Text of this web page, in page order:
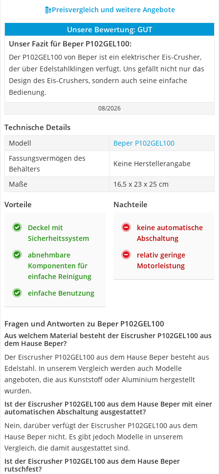
Preisvergleich und weitere Angebote
Unsere Bewertung: GUT
Unser Fazit für Beper P102GEL100:
Der P102GEL100 von Beper ist ein elektrischer Eis-Crusher,
der über Edelstahlklingen verfügt. Uns gefällt nicht nur das
Design des Eis-Crushers, sondern auch seine einfache
Bedienung.
08/2026
Technische Details
Modell
Beper P102GEL100
Fassungsvermögen des
Behälters
Keine Herstellerangabe
Maße 16,5 x 23 x 25 cm
Vorteile
Deckel mit
Sicherheitssystem
abnehmbare
Komponenten für
einfache Reinigung
einfache Benutzung
Nachteile
keine automatische
Abschaltung
relativ geringe
Motorleistung
Fragen und Antworten zu Beper P102GEL100
Aus welchem Material besteht der Eiscrusher P102GEL100 aus
dem Hause Beper?
Der Eiscrusher P102GEL100 aus dem Hause Beper besteht aus
Edelstahl. In unserem Vergleich werden auch Modelle
angeboten, die aus Kunststoff oder Aluminium hergestellt
wurden.
Ist der Eiscrusher P102GEL100 aus dem Hause Beper mit einer
automatischen Abschaltung ausgestattet?
Nein, darüber verfügt der Eiscrusher P102GEL100 aus dem
Hause Beper nicht. Es gibt jedoch Modelle in unserem
Vergleich, die damit ausgestattet sind.
Ist der Eiscrusher P102GEL100 aus dem Hause Beper
rutschfest?